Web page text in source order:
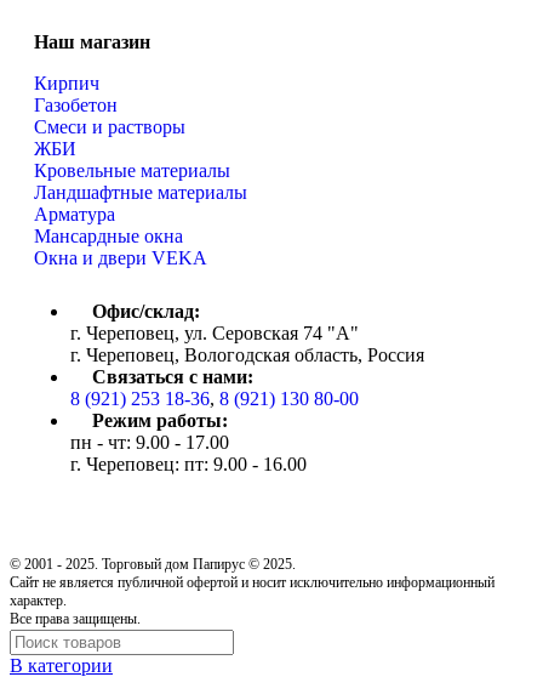
Наш магазин
Кирпич
Газобетон
Cмеси и растворы
ЖБИ
Кровельные материалы
Ландшафтные материалы
Арматура
Мансардные окна
Окна и двери VEKA
Офис/склад:
г. Череповец, ул. Серовская 74 "А"
г. Череповец, Вологодская область, Россия
Связаться с нами:
8 (921) 253 18-36, 8 (921) 130 80-00
Режим работы:
пн - чт: 9.00 - 17.00
г. Череповец: пт: 9.00 - 16.00
© 2001 - 2025. Торговый дом Папирус © 2025.
Cайт не является публичной офертой и носит исключительно информационный
характер.
Все права защищены.
В категории